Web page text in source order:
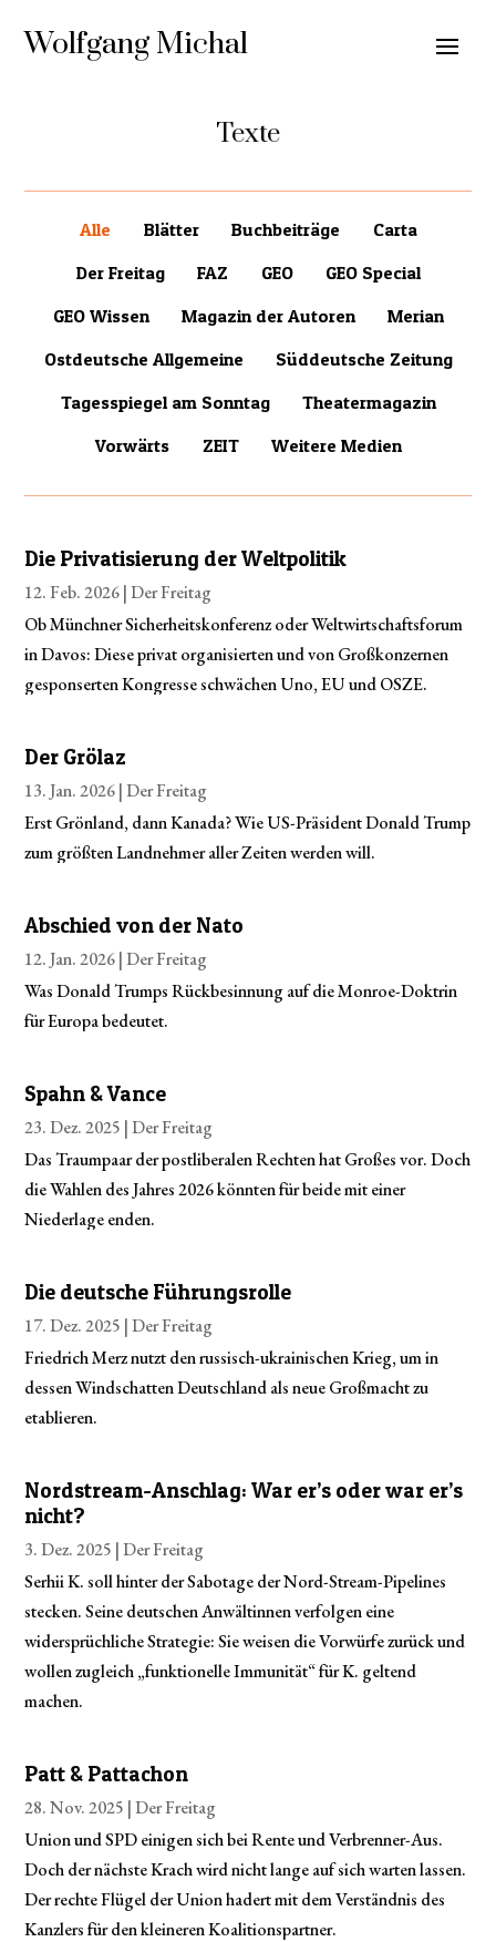
Wolfgang Michal
Texte
Alle Blätter Buchbeiträge
Carta
Der Freitag
FAZ GEO
GEO Special
GEO Wissen
Magazin der Autoren
Merian
Ostdeutsche Allgemeine
Süddeutsche Zeitung
Tagesspiegel am Sonntag
Theatermagazin
Vorwärts
ZEIT Weitere Medien
Die Privatisierung der Weltpolitik
12. Feb. 2026 |Der Freitag
Ob Münchner Sicherheitskonferenz oder Weltwirtschaftsforum
in Davos: Diese privat organisierten und von Großkonzernen
gesponserten Kongresse schwächen Uno, EU und OSZE.
Der Grölaz
13. Jan. 2026 |Der Freitag
Erst Grönland, dann Kanada? Wie US-Präsident Donald Trump
zum größten Landnehmer aller Zeiten werden will.
Abschied von der Nato
12. Jan. 2026 |Der Freitag
Was Donald Trumps Rückbesinnung auf die Monroe-Doktrin
für Europa bedeutet.
Spahn & Vance
23. Dez. 2025 |Der Freitag
Das Traumpaar der postliberalen Rechten hat Großes vor. Doch
die Wahlen des Jahres 2026 könnten für beide mit einer
Niederlage enden.
Die deutsche Führungsrolle
17. Dez. 2025 |Der Freitag
Friedrich Merz nutzt den russisch-ukrainischen Krieg, um in
dessen Windschatten Deutschland als neue Großmacht zu
etablieren.
Nordstream-Anschlag: War er’s oder war er’s
nicht?
3. Dez. 2025 |Der Freitag
Serhii K. soll hinter der Sabotage der Nord-Stream-Pipelines
stecken. Seine deutschen Anwältinnen verfolgen eine
widersprüchliche Strategie: Sie weisen die Vorwürfe zurück und
wollen zugleich „funktionelle Immunität“ für K. geltend
machen.
Patt & Pattachon
28. Nov. 2025 |Der Freitag
Union und SPD einigen sich bei Rente und Verbrenner-Aus.
Doch der nächste Krach wird nicht lange auf sich warten lassen.
Der rechte Flügel der Union hadert mit dem Verständnis des
Kanzlers für den kleineren Koalitionspartner.